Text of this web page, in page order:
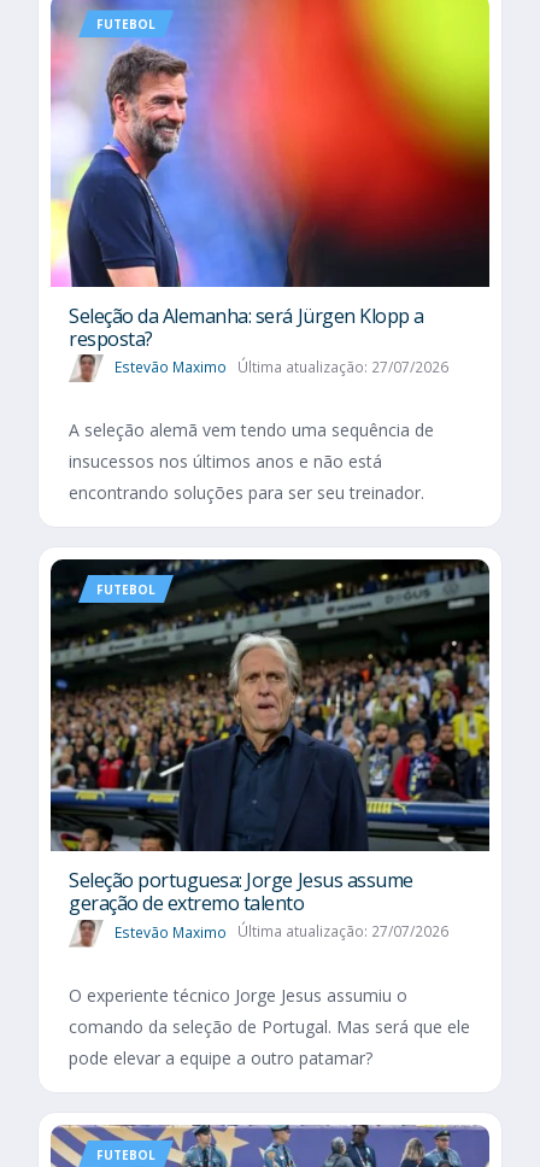
FUTEBOL
Seleção da Alemanha: será Jürgen Klopp a
resposta?
Estevão Maximo Última atualização: 27/07/2026
A seleção alemã vem tendo uma sequência de
insucessos nos últimos anos e não está
encontrando soluções para ser seu treinador.
FUTEBOL
Seleção portuguesa: Jorge Jesus assume
geração de extremo talento
Estevão Maximo Última atualização: 27/07/2026
O experiente técnico Jorge Jesus assumiu o
comando da seleção de Portugal. Mas será que ele
pode elevar a equipe a outro patamar?
FUTEBOL